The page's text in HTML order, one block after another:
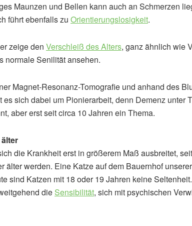
Maunzen und Bellen kann auch an Schmerzen
führt ebenfalls zu Orientierungslosigkeit.
zeige den Verschleiß des Alters, ganz ähnlich wie
normale Senilität ansehen.
Magnet-Resonanz-Tomografie und anhand des
sich dabei um Pionierarbeit, denn Demenz unter
aber erst seit circa 10 Jahren ein Thema.
die Krankheit erst in größerem Maß ausbreitet,
älter werden. Eine Katze auf dem Bauernhof
sind Katzen mit 18 oder 19 Jahren keine
die Sensibilität, sich mit psychischen